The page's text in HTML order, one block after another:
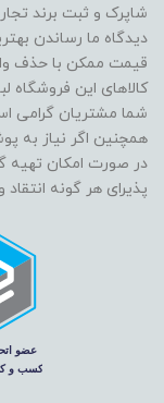
شاپرک و ثبت برند
دیدگاه ما رساندن
قیمت ممکن با حذف
کالاهای این فروشگاه
شما مشتریان گرامی
همچنین اگر نیاز به
در صورت امکان تهیه
پذیرای هر گونه